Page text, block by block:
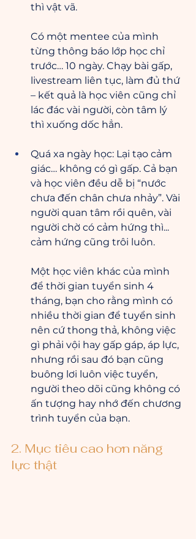
thì vật vã.
Có một mentee của mình
từng thông báo lớp học chỉ
trước… 10 ngày. Chạy bài gấp,
livestream liên tục, làm đủ thứ
– kết quả là học viên cũng chỉ
lác đác vài người, còn tâm lý
thì xuống dốc hẳn.
Quá xa ngày học: Lại tạo cảm
giác… không có gì gấp. Cả bạn
và học viên đều dễ bị “nước
chưa đến chân chưa nhảy”. Vài
người quan tâm rồi quên, vài
người chờ có cảm hứng thì...
cảm hứng cũng trôi luôn.
Một học viên khác của mình
để thời gian tuyển sinh 4
tháng, bạn cho rằng mình có
nhiều thời gian để tuyển sinh
nên cứ thong thả, không việc
gì phải vội hay gấp gáp, áp lực,
nhưng rồi sau đó bạn cũng
buông lơi luôn việc tuyển,
người theo dõi cũng không có
ấn tượng hay nhớ đến chương
trình tuyển của bạn.
2. Mục tiêu cao hơn năng
lực thật